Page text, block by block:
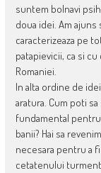
suntem bolnavi
doua idei. Am
caracterizeaza pe
patapievicii, ca si
Romaniei.
In alta ordine de
aratura. Cum poti
fundamental
banii? Hai sa
necesara pentru a
cetatenului